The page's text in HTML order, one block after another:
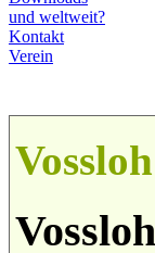
und weltweit?
Kontakt
Verein